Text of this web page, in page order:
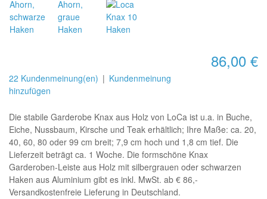
86,00 €
22 Kundenmeinung(en) | Kundenmeinung
hinzufügen
Die stabile Garderobe Knax aus Holz von LoCa ist u.a. in Buche,
Eiche, Nussbaum, Kirsche und Teak erhältlich; Ihre Maße: ca. 20,
40, 60, 80 oder 99 cm breit; 7,9 cm hoch und 1,8 cm tief. Die
Lieferzeit beträgt ca. 1 Woche. Die formschöne Knax
Garderoben-Leiste aus Holz mit silbergrauen oder schwarzen
Haken aus Aluminium gibt es inkl. MwSt. ab € 86,-
Versandkostenfreie Lieferung in Deutschland.